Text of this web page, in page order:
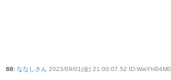
68: ななしさん 2023/09/01(金) 21:00:07.52 ID:WwYhl04M0